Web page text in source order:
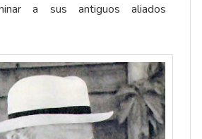
a sus antiguos aliados